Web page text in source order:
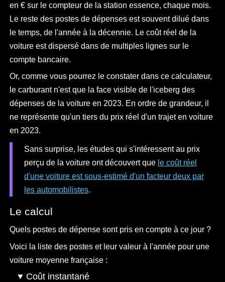
en € sur le compteur de la station essence, chaque mois.
Le reste des postes de dépenses est souvent dilué dans
le temps, de l'année à la décennie. Le coût réel de la
voiture est dispersé dans de multiples lignes sur le
compte bancaire.
Or, comme vous pourrez le constater dans ce calculateur,
le carburant n'est que la face visible de l'iceberg des
dépenses de la voiture en 2023. En ordre de grandeur, il
ne représente qu'un tiers du prix réel d'un trajet en voiture
en 2023.
Sans surprise, les études qui s'intéressent au prix
perçu de la voiture ont découvert que le coût réel
d'une voiture est sous-estimé d'un facteur deux par
les automobilistes.
Le calcul
Quels postes de dépense sont pris en compte à ce jour ?
Voici la liste des postes et leur valeur à l'année pour une
voiture moyenne française :
Coût instantané